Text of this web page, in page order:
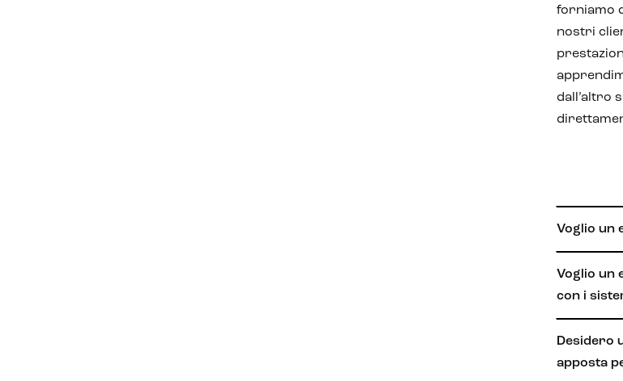
forniamo
nostri
dall’altro
Voglio un
Voglio un
con i
Desidero
apposta